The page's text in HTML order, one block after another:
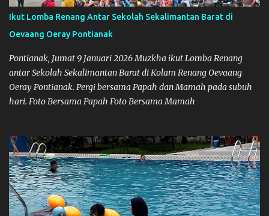
Ikut Lomba Renang Antar Sekolah Sekalimantan Barat di
Oevaang Oeray Pontianak
Pontianak, Jumat 9 Januari 2026 Muzkha ikut Lomba Renang
antar Sekolah Sekalimantan Barat di Kolam Renang Oevaang
Oeray Pontianak. Pergi bersama Papah dan Mamah pada subuh
hari. Foto Bersama Papah Foto Bersama Mamah